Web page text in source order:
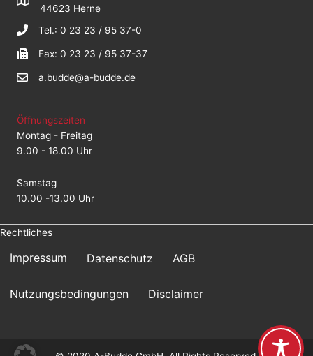
44623 Herne
Tel.: 0 23 23 / 95 37-0
Fax: 0 23 23 / 95 37-37
a.budde@a-budde.de
Öffnungszeiten
Montag - Freitag
9.00 - 18.00 Uhr
Samstag
10.00 -13.00 Uhr
Rechtliches
Impressum Datenschutz AGB
Nutzungsbedingungen Disclaimer